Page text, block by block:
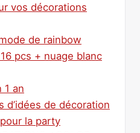
vos décorations
de rainbow
pcs + nuage blanc
1 an
d’idées de décoration
la party